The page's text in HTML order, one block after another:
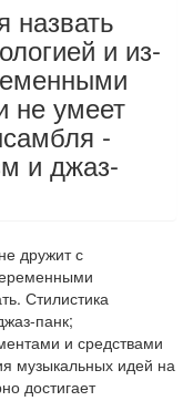
назвать
и из-
не умеет
-
и джаз-
дружит с
Стилистика
панк;
и средствами
музыкальных идей на
достигает